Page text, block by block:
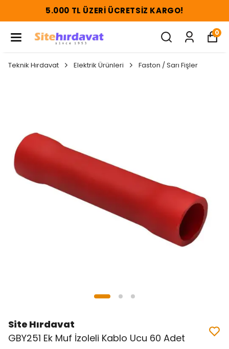
5.000 TL ÜZERI ÜCRETSIZ KARGO!
0
Teknik Hırdavat Elektrik Ürünleri Faston / Sarı Fişler
Site Hırdavat
GBY251 Ek Muf İzoleli Kablo Ucu 60 Adet